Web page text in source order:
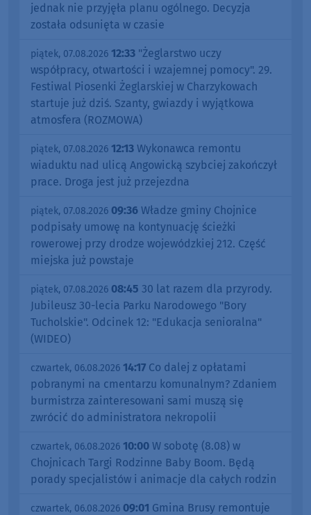
jednak nie przyjęła planu ogólnego. Decyzja
została odsunięta w czasie
piątek, 07.08.2026 12:33 "Żeglarstwo uczy
współpracy, otwartości i wzajemnej pomocy". 29.
Festiwal Piosenki Żeglarskiej w Charzykowach
startuje już dziś. Szanty, gwiazdy i wyjątkowa
atmosfera (ROZMOWA)
piątek, 07.08.2026 12:13 Wykonawca remontu
wiaduktu nad ulicą Angowicką szybciej zakończył
prace. Droga jest już przejezdna
piątek, 07.08.2026 09:36 Władze gminy Chojnice
podpisały umowę na kontynuację ścieżki
rowerowej przy drodze wojewódzkiej 212. Część
miejska już powstaje
piątek, 07.08.2026 08:45 30 lat razem dla przyrody.
Jubileusz 30-lecia Parku Narodowego "Bory
Tucholskie". Odcinek 12: "Edukacja senioralna"
(WIDEO)
czwartek, 06.08.2026 14:17 Co dalej z opłatami
pobranymi na cmentarzu komunalnym? Zdaniem
burmistrza zainteresowani sami muszą się
zwrócić do administratora nekropolii
czwartek, 06.08.2026 10:00 W sobotę (8.08) w
Chojnicach Targi Rodzinne Baby Boom. Będą
porady specjalistów i animacje dla całych rodzin
czwartek, 06.08.2026 09:01 Gmina Brusy remontuje